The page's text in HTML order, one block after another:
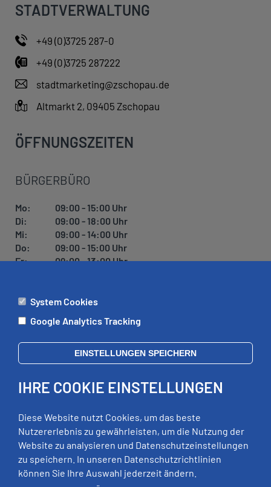
STADTVERWALTUNG
+49 (0)3725 287-0
+49 (0)3725 287222
stadtmarketing@zschopau.de
Altmarkt 2, 09405 Zschopau
ÖFFNUNGSZEITEN
BÜRGERBÜRO
Mo:
09:00 - 15:00 Uhr
Di:
09:00 - 18:00 Uhr
Mi:
09:00 - 14:00 Uhr
Do:
09:00 - 15:00 Uhr
Fr:
09:00 - 13:00 Uhr
ÄMTER
Di:
09:00 - 12:00 Uhr, 13:00 - 18:00 Uhr
Mi:
geschlossen
Fr:
09:00 - 12:00 Uhr
RECHTLICHES
Impressum
System Cookies
Google Analytics Tracking
EINSTELLUNGEN SPEICHERN
IHRE COOKIE EINSTELLUNGEN
Diese Website nutzt Cookies, um das beste
Nutzererlebnis zu gewährleisten, um die Nutzung der
Website zu analysieren und Datenschutzeinstellungen
zu speichern. In unseren Datenschutzrichtlinien
können Sie Ihre Auswahl jederzeit ändern.